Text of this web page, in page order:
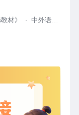
材》 ·
中外语言